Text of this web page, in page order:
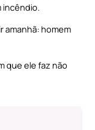
incêndio.
amanhã: homem
que ele faz não